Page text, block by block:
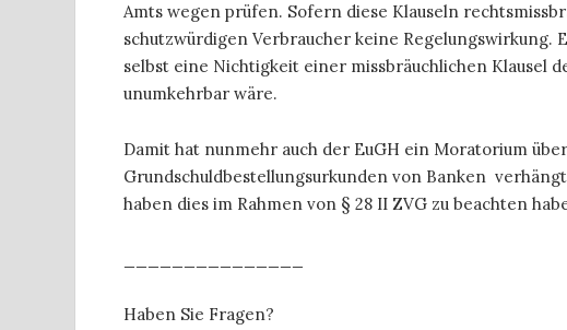
Amts wegen prüfen. Sofern diese Klauseln
schutzwürdigen Verbraucher keine Regelungswirkung.
selbst eine Nichtigkeit einer missbräuchlichen Klausel
unumkehrbar wäre.
Damit hat nunmehr auch der EuGH ein Moratorium
Grundschuldbestellungsurkunden von Banken
haben dies im Rahmen von § 28 II ZVG zu beachten
Haben Sie Fragen?